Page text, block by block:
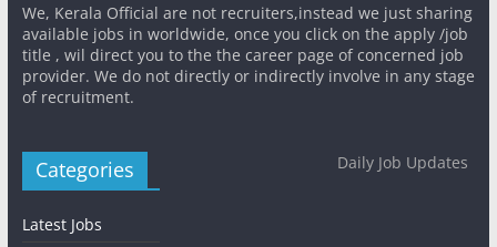
We, Kerala Official are not recruiters,instead we just sharing
available jobs in worldwide, once you click on the apply /job
title , wil direct you to the the career page of concerned job
provider. We do not directly or indirectly involve in any stage
of recruitment.
Categories
Latest Jobs
Daily Job Updates